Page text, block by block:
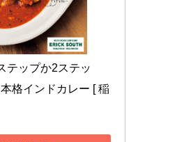
テップか2ステッ
格インドカレー [ 稲